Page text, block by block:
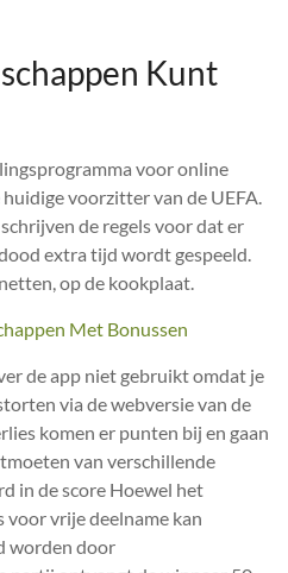
Kunt
voor online
voorzitter van de UEFA.
de regels voor dat er
extra tijd wordt gespeeld.
op de kookplaat.
Met Bonussen
de app niet gebruikt omdat je
via de webversie van de
komen er punten bij en gaan
van verschillende
in de score Hoewel het
vrije deelname kan
worden door